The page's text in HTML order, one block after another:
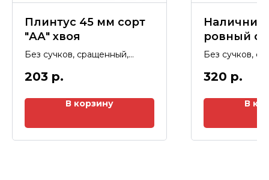
Плинтус 45 мм сорт
"АА" хвоя
Без сучков, сращенный,
203 р.
В корзину
Наличник
ровный
хвоя
Без сучков,
320 р.
В